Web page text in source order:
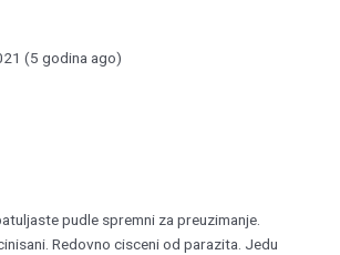
(5 godina ago)
pudle spremni za preuzimanje.
Redovno cisceni od parazita. Jedu